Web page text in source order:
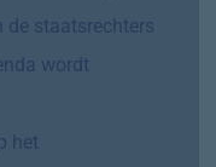
staatsrechters
wordt
het